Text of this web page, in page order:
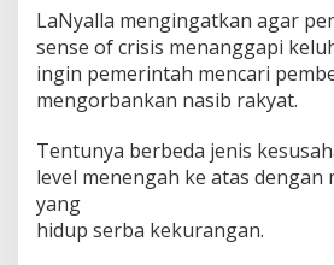
e
n
e
n
g
h
k
e
a
LaNyalla mengingatkan agar
sense of crisis menanggapi
ingin pemerintah mencari
mengorbankan nasib rakyat.
Tentunya berbeda jenis
level menengah ke atas dengan
yang
hidup serba kekurangan.